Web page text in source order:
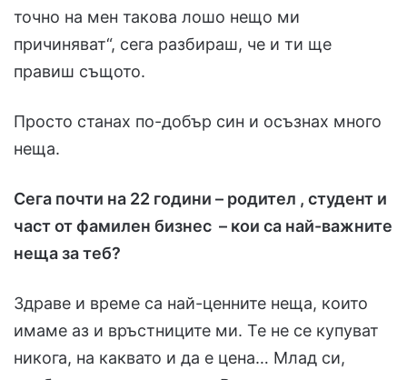
точно на мен такова лошо нещо ми
причиняват“, сега разбираш, че и ти ще
правиш същото.
Просто станах по-добър син и осъзнах много
неща.
Сега почти на 22 години – родител , студент и
част от фамилен бизнес – кои са най-важните
неща за теб?
Здраве и време са най-ценните неща, които
имаме аз и връстниците ми. Те не се купуват
никога, на каквато и да е цена… Млад си,